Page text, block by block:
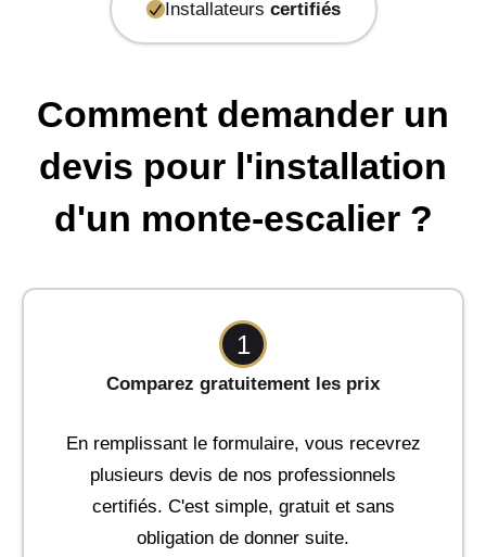
Installateurs certifiés
Comment demander un
devis pour l'installation
d'un monte-escalier ?
1
Comparez gratuitement les prix
En remplissant le formulaire, vous recevrez
plusieurs devis de nos professionnels
certifiés. C'est simple, gratuit et sans
obligation de donner suite.